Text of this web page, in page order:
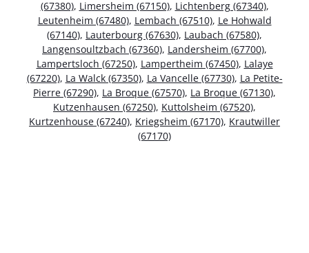
(67380), Limersheim (67150), Lichtenberg (67340),
Leutenheim (67480), Lembach (67510), Le Hohwald
(67140), Lauterbourg (67630), Laubach (67580),
Langensoultzbach (67360), Landersheim (67700),
Lampertsloch (67250), Lampertheim (67450), Lalaye
(67220), La Walck (67350), La Vancelle (67730), La Petite-
Pierre (67290), La Broque (67570), La Broque (67130),
Kutzenhausen (67250), Kuttolsheim (67520),
Kurtzenhouse (67240), Kriegsheim (67170), Krautwiller
(67170)